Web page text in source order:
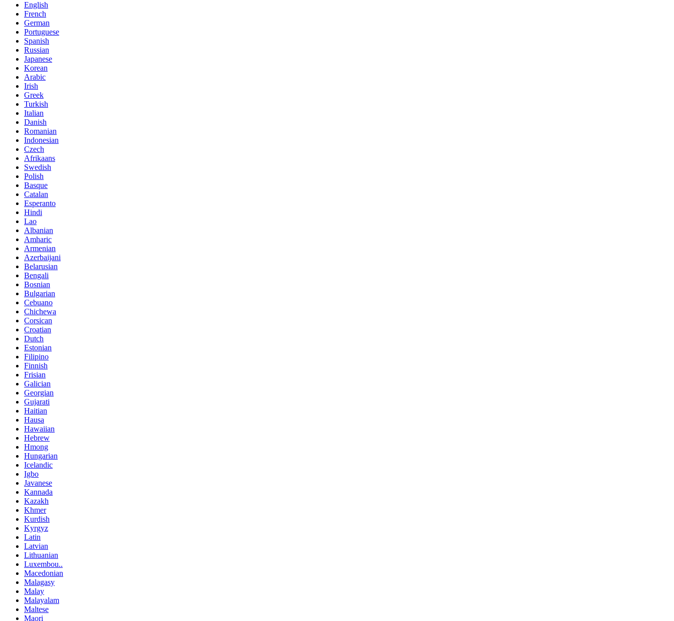
English
French
German
Portuguese
Spanish
Russian
Japanese
Korean
Arabic
Irish
Greek
Turkish
Italian
Danish
Romanian
Indonesian
Czech
Afrikaans
Swedish
Polish
Basque
Catalan
Esperanto
Hindi
Lao
Albanian
Amharic
Armenian
Azerbaijani
Belarusian
Bengali
Bosnian
Bulgarian
Cebuano
Chichewa
Corsican
Croatian
Dutch
Estonian
Filipino
Finnish
Frisian
Galician
Georgian
Gujarati
Haitian
Hausa
Hawaiian
Hebrew
Hmong
Hungarian
Icelandic
Igbo
Javanese
Kannada
Kazakh
Khmer
Kurdish
Kyrgyz
Latin
Latvian
Lithuanian
Luxembou..
Macedonian
Malagasy
Malay
Malayalam
Maltese
Maori